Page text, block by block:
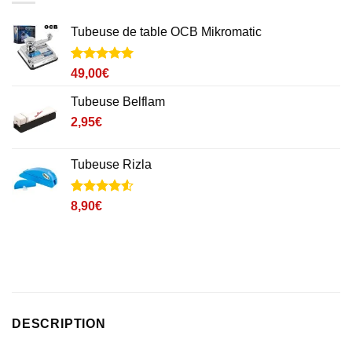
Tubeuse de table OCB Mikromatic
Noté5sur
5
notations
client
49,00€
Tubeuse Belflam
2,95€
Tubeuse Rizla
Noté4.5
1
8,90€
DESCRIPTION